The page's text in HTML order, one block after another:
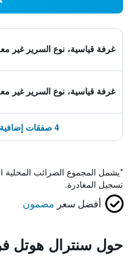
غرفة قياسية، نوع السرير غير
غرفة قياسية، نوع السرير غير
4 صفقات إضافية ابتداءً من 569 ﷼
*يشمل المجموع الضرائب المحلية
تسجيل المغادرة.
أفضل سعر مضمون
حول سنترال هوتل